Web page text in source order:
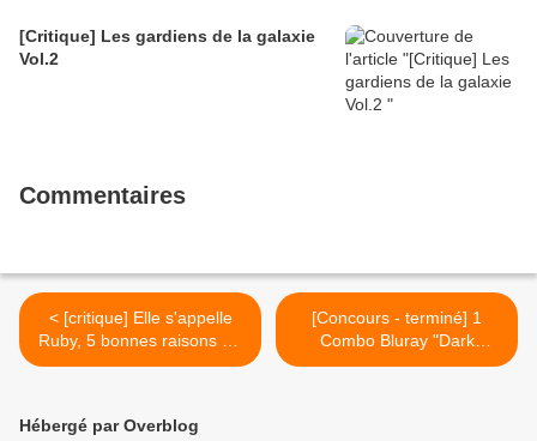
[Critique] Les gardiens de la galaxie
Vol.2
Commentaires
< [critique] Elle s'appelle
Ruby, 5 bonnes raisons d’y
aller !
[Concours - terminé] 1
Combo Bluray "Dark
Shadows" à gagner >
Hébergé par Overblog